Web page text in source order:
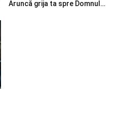
Aruncă grija ta spre Domnul…